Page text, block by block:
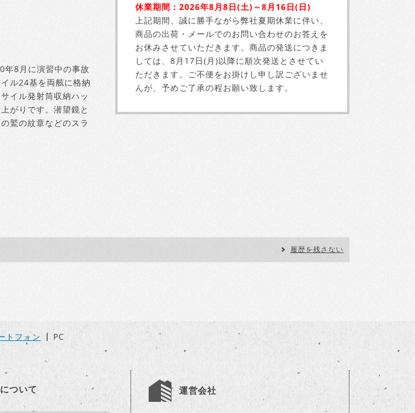
年8月に演習中の事故
ル24基を両舷に格納
イル発射筒収納ハッ
がりです。潜望鏡と
鷲の紋章などのスラ
休業期間：2026年8月8日(土)～8月16日(日)
上記期間、誠に勝手ながら弊社夏期休業に伴い、
商品の出荷・メールでのお問い合わせのお答えを
お休みさせていただきます。商品の発送につきま
しては、8月17日(月)以降に順次発送とさせてい
ただきます。ご不便をお掛けし申し訳ございませ
んが、予めご了承の程お願い致します。
履歴を残さない
トフォン PC
ついて 運営会社